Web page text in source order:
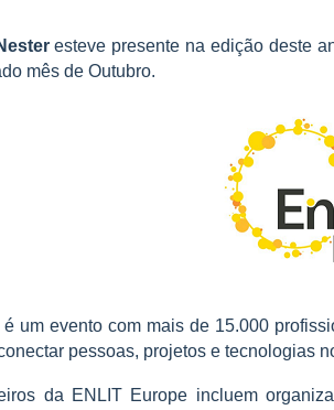
esteve presente na edição deste
mês de Outubro.
é um evento com mais de 15.000
pessoas, projetos e tecnologias
da ENLIT Europe incluem